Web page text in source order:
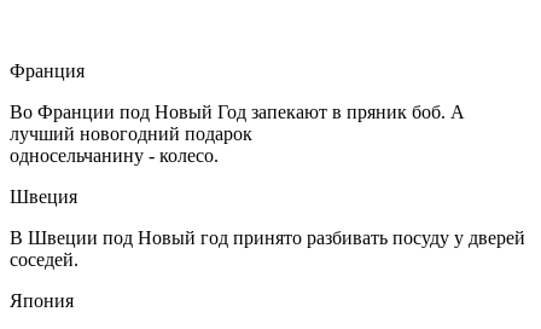
Франция
Во Франции под Новый Год запекают в пряник боб. А
лучший новогодний подарок
односельчанину - колесо.
Швеция
В Швеции под Новый год принято разбивать посуду у дверей
соседей.
Япония